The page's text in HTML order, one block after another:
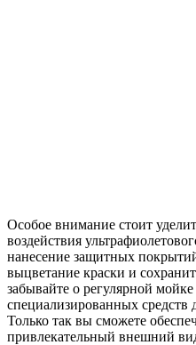
Особое внимание стоит
воздействия
нанесение защитных
выцветание краски и
забывайте о регулярной
специализированных
Только так вы сможете
привлекательный внешний